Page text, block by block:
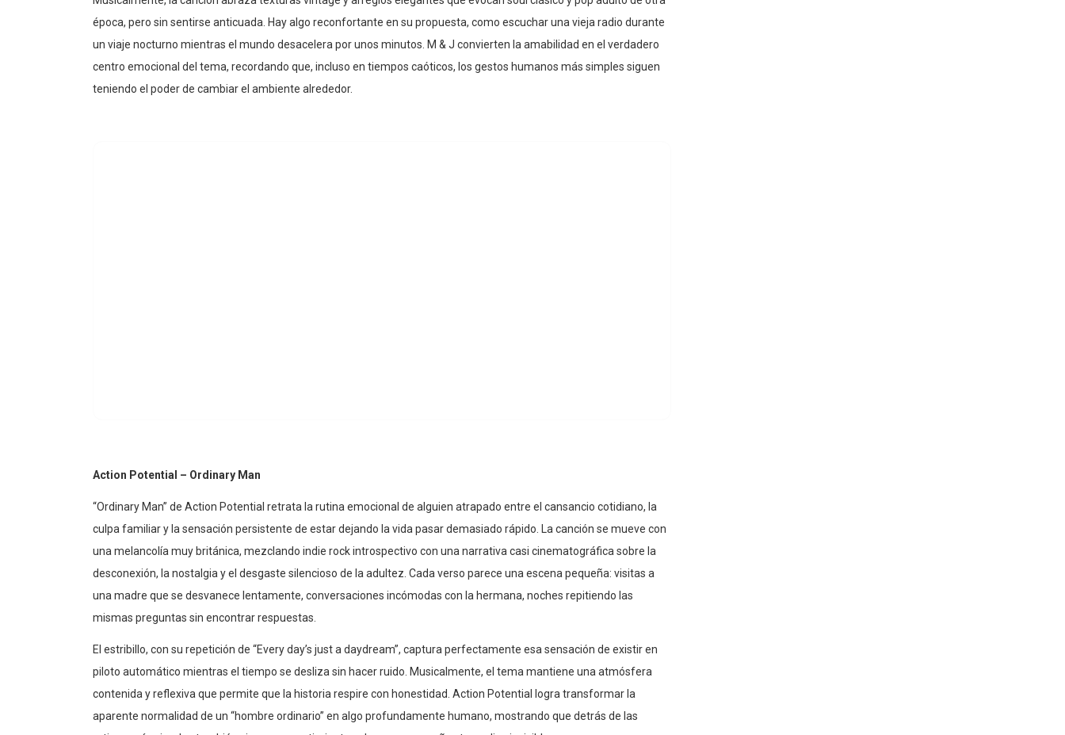
Musicalmente, la canción abraza texturas vintage y arreglos elegantes que evocan soul clásico y pop adulto de otra
época, pero sin sentirse anticuada. Hay algo reconfortante en su propuesta, como escuchar una vieja radio durante
un viaje nocturno mientras el mundo desacelera por unos minutos. M & J convierten la amabilidad en el verdadero
centro emocional del tema, recordando que, incluso en tiempos caóticos, los gestos humanos más simples siguen
teniendo el poder de cambiar el ambiente alrededor.
Action Potential – Ordinary Man
“Ordinary Man” de Action Potential retrata la rutina emocional de alguien atrapado entre el cansancio cotidiano, la
culpa familiar y la sensación persistente de estar dejando la vida pasar demasiado rápido. La canción se mueve con
una melancolía muy británica, mezclando indie rock introspectivo con una narrativa casi cinematográfica sobre la
desconexión, la nostalgia y el desgaste silencioso de la adultez. Cada verso parece una escena pequeña: visitas a
una madre que se desvanece lentamente, conversaciones incómodas con la hermana, noches repitiendo las
mismas preguntas sin encontrar respuestas.
El estribillo, con su repetición de “Every day’s just a daydream”, captura perfectamente esa sensación de existir en
piloto automático mientras el tiempo se desliza sin hacer ruido. Musicalmente, el tema mantiene una atmósfera
contenida y reflexiva que permite que la historia respire con honestidad. Action Potential logra transformar la
aparente normalidad de un “hombre ordinario” en algo profundamente humano, mostrando que detrás de las